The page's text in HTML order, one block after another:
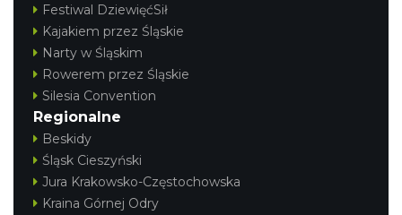
Festiwal DziewięćSił
Kajakiem przez Śląskie
Narty w Śląskim
Rowerem przez Śląskie
Silesia Convention
Regionalne
Beskidy
Śląsk Cieszyński
Jura Krakowsko-Częstochowska
Kraina Górnej Odry